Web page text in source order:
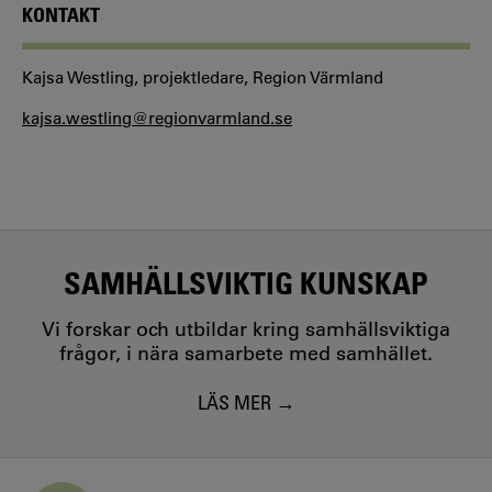
KONTAKT
Kajsa Westling, projektledare, Region Värmland
kajsa.westling@regionvarmland.se
SAMHÄLLSVIKTIG KUNSKAP
Vi forskar och utbildar kring samhällsviktiga
frågor, i nära samarbete med samhället.
LÄS MER